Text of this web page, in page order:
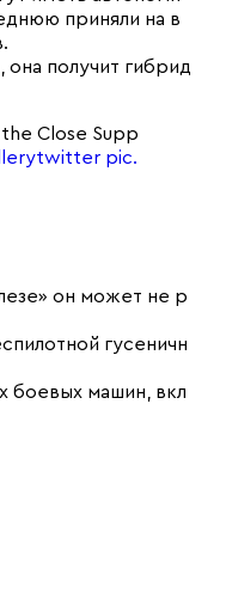
приняли на в
получит гибрид
Close Supp
pic.
он может не р
гусеничн
боевых машин, вкл